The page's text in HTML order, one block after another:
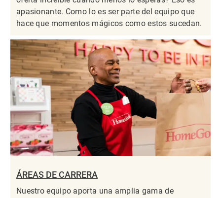
apasionante. Como lo es ser parte del equipo que
hace que momentos mágicos como estos sucedan.
ÁREAS DE CARRERA
Nuestro equipo aporta una amplia gama de